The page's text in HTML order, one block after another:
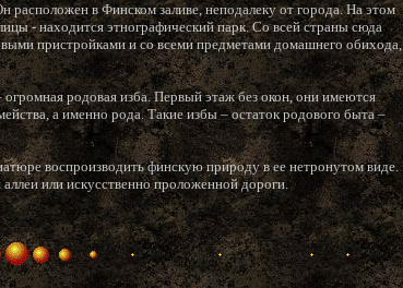
расположен в Финском заливе, неподалеку от города. На этом
- находится этнографический парк. Со всей страны сюда
пристройками и со всеми предметами домашнего обихода,
родовая изба. Первый этаж без окон, они имеются
а именно рода. Такие избы – остаток родового быта –
воспроизводить финскую природу в ее нетронутом виде.
или искусственно проложенной дороги.